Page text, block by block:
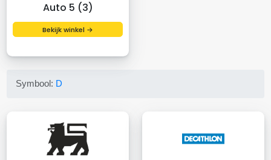
Auto 5 (3)
Bekijk winkel →
Symbool: D